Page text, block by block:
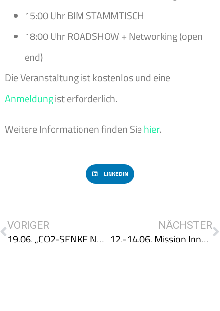
15:00 Uhr BIM STAMMTISCH
18:00 Uhr ROADSHOW + Networking (open
end)
Die Veranstaltung ist kostenlos und eine
Anmeldungist erforderlich.
Weitere Informationen finden Siehier.
LINKEDIN
VORIGER
19.06. „CO2-SENKE NACHVERDICHTUNG“ | Modulares und serielles Sanieren in Österreich – Wie kann Zero Carbon in einem Projekt wie dem Zukunftsanker realisiert werden?
NÄCHSTER
12.-14.06. Mission Innovation Austria Week 2023